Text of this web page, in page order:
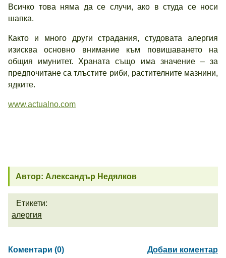
Всичко това няма да се случи, ако в студа се носи
шапка.
Както и много други страдания, студовата алергия
изисква основно внимание към повишаването на
общия имунитет. Храната също има значение – за
предпочитане са тлъстите риби, растителните мазнини,
ядките.
www.actualno.com
Автор: Александър Недялков
Етикети:
алергия
Коментари (0)
Добави коментар